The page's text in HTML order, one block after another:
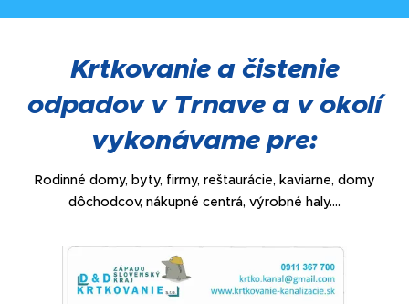
Krtkovanie a čistenie
odpadov v Trnave a v okolí
vykonávame pre:
Rodinné domy, byty, firmy, reštaurácie, kaviarne, domy
dôchodcov, nákupné centrá, výrobné haly....